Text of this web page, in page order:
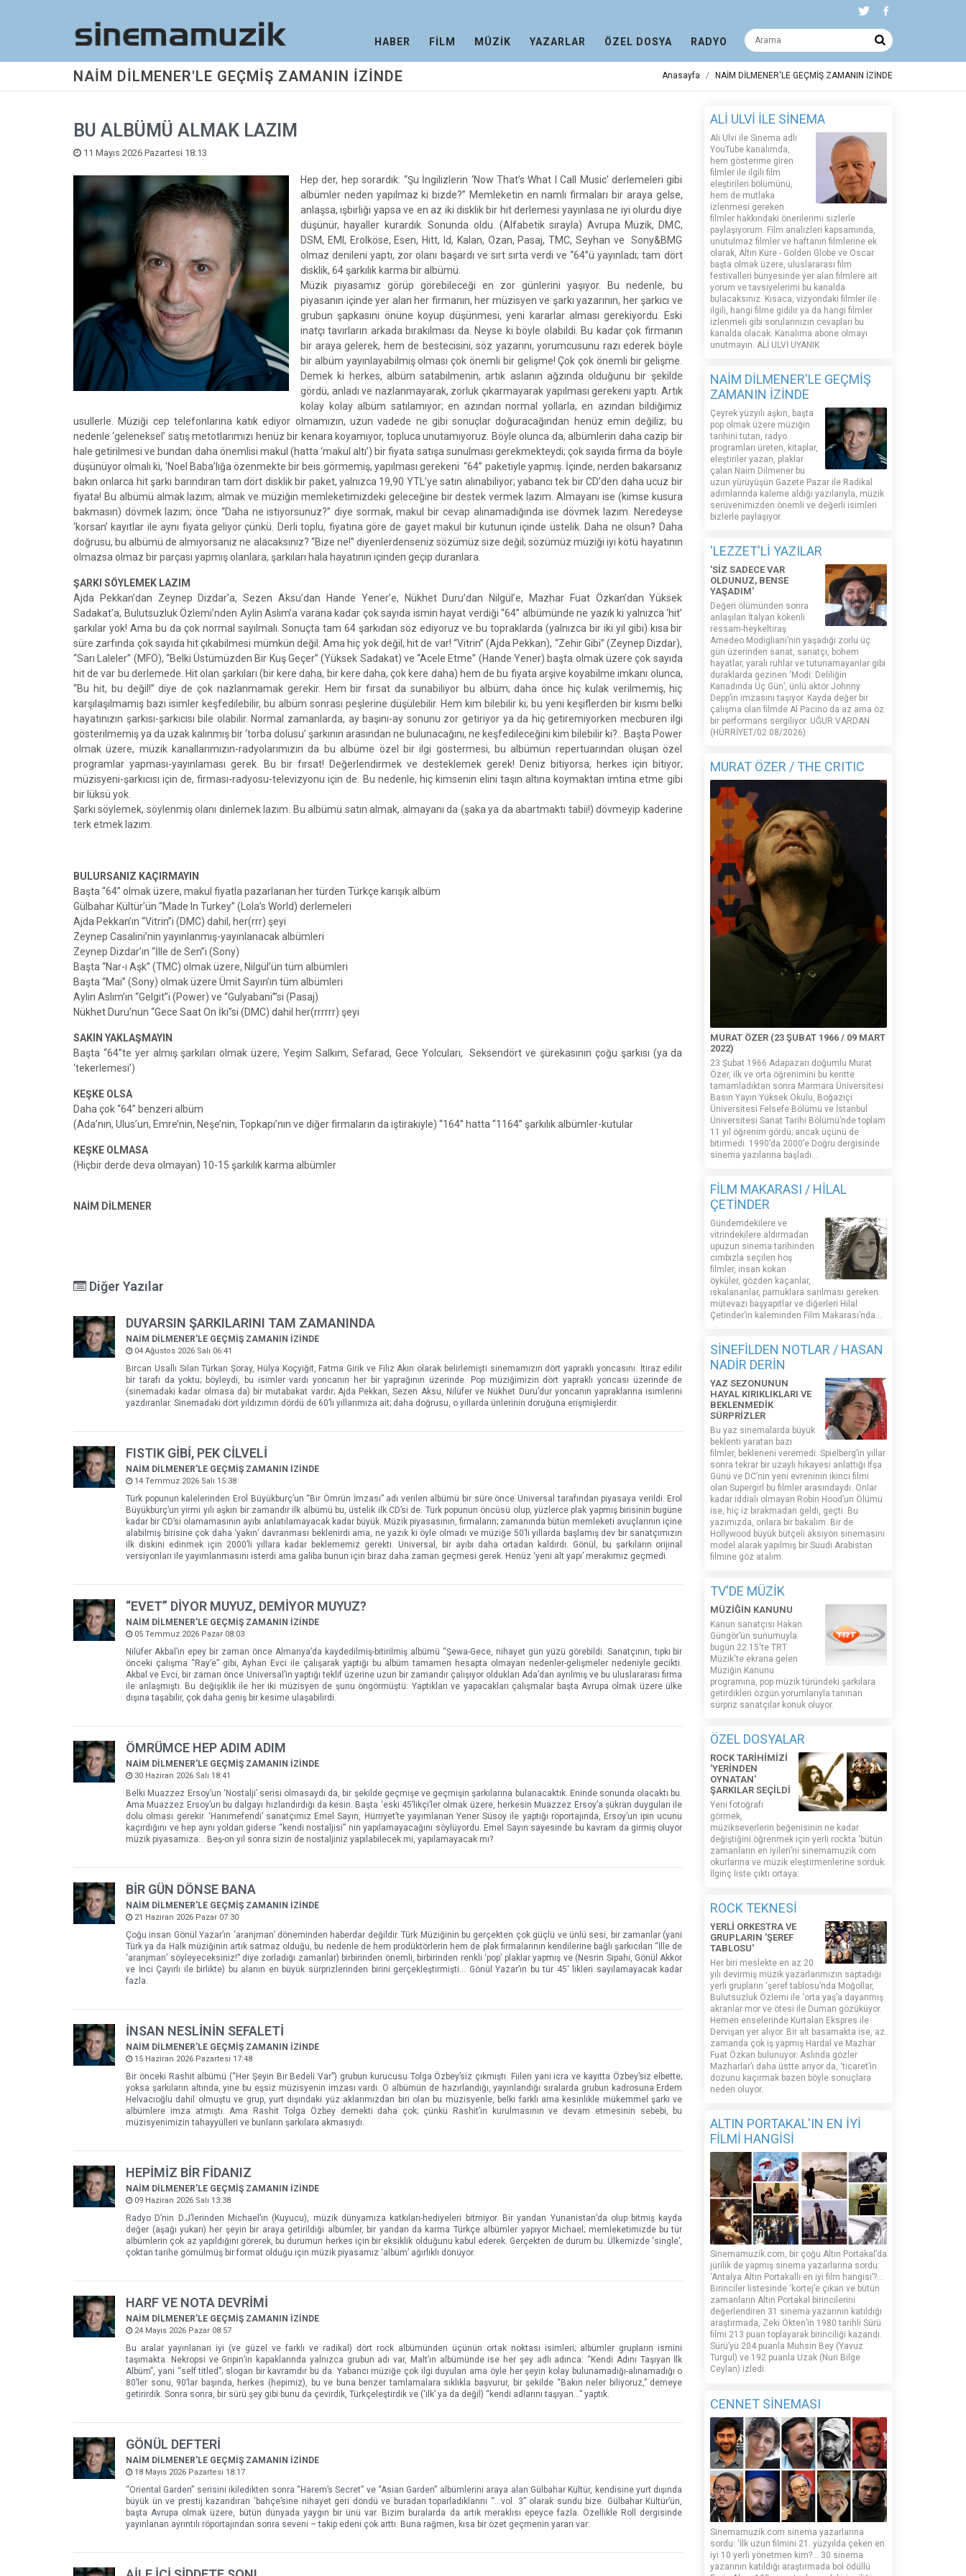
HABER FİLM MÜZİK YAZARLAR ÖZEL DOSYA RADYO
NAİM DİLMENER'LE GEÇMİŞ ZAMANIN İZİNDE Anasayfa NAİM DİLMENER'LE GEÇMİŞ ZAMANIN İZİNDE
BU ALBÜMÜ ALMAK LAZIM
11 Mayıs 2026 Pazartesi 18:13
Hep der, hep sorardık: “Şu İngilizlerin ‘Now That’s What I Call Music’ derlemeleri gibi
albümler neden yapılmaz ki bizde?” Memleketin en namlı firmaları bir araya gelse,
anlaşsa, işbirliği yapsa ve en az iki disklik bir hit derlemesi yayınlasa ne iyi olurdu diye
düşünür, hayaller kurardık. Sonunda oldu. (Alfabetik sırayla) Avrupa Müzik, DMC,
DSM, EMI, Erolköse, Esen, Hitt, Id, Kalan, Ozan, Pasaj, TMC, Seyhan ve Sony&BMG
olmaz denileni yaptı, zor olanı başardı ve sırt sırta verdi ve “64”ü yayınladı; tam dört
disklik, 64 şarkılık karma bir albümü.
Müzik piyasamız görüp görebileceği en zor günlerini yaşıyor. Bu nedenle, bu
piyasanın içinde yer alan her firmanın, her müzisyen ve şarkı yazarının, her şarkıcı ve
grubun şapkasını önüne koyup düşünmesi, yeni kararlar alması gerekiyordu. Eski
inatçı tavırların arkada bırakılması da. Neyse ki böyle olabildi. Bu kadar çok firmanın
bir araya gelerek, hem de bestecisini, söz yazarını, yorumcusunu razı ederek böyle
bir albüm yayınlayabilmiş olması çok önemli bir gelişme! Çok çok önemli bir gelişme.
Demek ki herkes, albüm satabilmenin, artık aslanın ağzında olduğunu bir şekilde
gördü, anladı ve nazlanmayarak, zorluk çıkarmayarak yapılması gerekeni yaptı. Artık
kolay kolay albüm satılamıyor; en azından normal yollarla, en azından bildiğimiz
usullerle. Müziği cep telefonlarına katık ediyor olmamızın, uzun vadede ne gibi sonuçlar doğuracağından henüz emin değiliz; bu
nedenle ‘geleneksel’ satış metotlarımızı henüz bir kenara koyamıyor, topluca unutamıyoruz. Böyle olunca da, albümlerin daha cazip bir
hale getirilmesi ve bundan daha önemlisi makul (hatta ‘makul altı’) bir fiyata satışa sunulması gerekmekteydi; çok sayıda firma da böyle
düşünüyor olmalı ki, 'Noel Baba’lığa özenmekte bir beis görmemiş, yapılması gerekeni “64” paketiyle yapmış. İçinde, nerden bakarsanız
bakın onlarca hit şarkı barındıran tam dört disklik bir paket, yalnızca 19,90 YTL’ye satın alınabiliyor; yabancı tek bir CD’den daha ucuz bir
fiyata! Bu albümü almak lazım; almak ve müziğin memleketimizdeki geleceğine bir destek vermek lazım. Almayanı ise (kimse kusura
bakmasın) dövmek lazım; önce “Daha ne istiyorsunuz?” diye sormak, makul bir cevap alınamadığında ise dövmek lazım. Neredeyse
‘korsan’ kayıtlar ile aynı fiyata geliyor çünkü. Derli toplu, fiyatına göre de gayet makul bir kutunun içinde üstelik. Daha ne olsun? Daha
doğrusu, bu albümü de almıyorsanız ne alacaksınız? “Bize ne!” diyenlerdenseniz sözümüz size değil; sözümüz müziği iyi kötü hayatının
olmazsa olmaz bir parçası yapmış olanlara, şarkıları hala hayatının içinden geçip duranlara.
ŞARKI SÖYLEMEK LAZIM
Ajda Pekkan’dan Zeynep Dizdar’a, Sezen Aksu’dan Hande Yener’e, Nükhet Duru’dan Nilgül’e, Mazhar Fuat Özkan’dan Yüksek
Sadakat’a, Bulutsuzluk Özlemi’nden Aylin Aslım’a varana kadar çok sayıda ismin hayat verdiği “64” albümünde ne yazık ki yalnızca ‘hit’
şarkılar yok! Ama bu da çok normal sayılmalı. Sonuçta tam 64 şarkıdan söz ediyoruz ve bu topraklarda (yalnızca bir iki yıl gibi) kısa bir
süre zarfında çok sayıda hit çıkabilmesi mümkün değil. Ama hiç yok değil, hit de var! “Vitrin” (Ajda Pekkan), “Zehir Gibi” (Zeynep Dizdar),
“Sarı Laleler” (MFÖ), “Belki Üstümüzden Bir Kuş Geçer” (Yüksek Sadakat) ve “Acele Etme” (Hande Yener) başta olmak üzere çok sayıda
hit de var bu derlemede. Hit olan şarkıları (bir kere daha, bir kere daha, çok kere daha) hem de bu fiyata arşive koyabilme imkanı olunca,
“Bu hit, bu değil!” diye de çok nazlanmamak gerekir. Hem bir fırsat da sunabiliyor bu albüm; daha önce hiç kulak verilmemiş, hiç
karşılaşılmamış bazı isimler keşfedilebilir, bu albüm sonrası peşlerine düşülebilir. Hem kim bilebilir ki; bu yeni keşiflerden bir kısmı belki
hayatınızın şarkısı-şarkıcısı bile olabilir. Normal zamanlarda, ay başını-ay sonunu zor getiriyor ya da hiç getiremiyorken mecburen ilgi
gösterilmemiş ya da uzak kalınmış bir ‘torba dolusu’ şarkının arasından ne bulunacağını, ne keşfedileceğini kim bilebilir ki?.. Başta Power
olmak üzere, müzik kanallarımızın-radyolarımızın da bu albüme özel bir ilgi göstermesi, bu albümün repertuarından oluşan özel
programlar yapması-yayınlaması gerek. Bu bir fırsat! Değerlendirmek ve desteklemek gerek! Deniz bitiyorsa, herkes için bitiyor;
müzisyeni-şarkıcısı için de, firması-radyosu-televizyonu için de. Bu nedenle, hiç kimsenin elini taşın altına koymaktan imtina etme gibi
bir lüksü yok.
Şarkı söylemek, söylenmiş olanı dinlemek lazım. Bu albümü satın almak, almayanı da (şaka ya da abartmaktı tabii!) dövmeyip kaderine
terk etmek lazım.
BULURSANIZ KAÇIRMAYIN
Başta “64” olmak üzere, makul fiyatla pazarlanan her türden Türkçe karışık albüm
Gülbahar Kültür’ün “Made In Turkey” (Lola’s World) derlemeleri
Ajda Pekkan’ın “Vitrin”i (DMC) dahil, her(rrr) şeyi
Zeynep Casalini’nin yayınlanmış-yayınlanacak albümleri
Zeynep Dizdar’ın “İlle de Sen”i (Sony)
Başta “Nar-ı Aşk” (TMC) olmak üzere, Nilgül’ün tüm albümleri
Başta “Mai” (Sony) olmak üzere Ümit Sayın’ın tüm albümleri
Aylin Aslım’ın “Gelgit”i (Power) ve “Gulyabani”’si (Pasaj)
Nükhet Duru’nun “Gece Saat On İki”si (DMC) dahil her(rrrrrr) şeyi
SAKIN YAKLAŞMAYIN
Başta “64”te yer almış şarkıları olmak üzere, Yeşim Salkım, Sefarad, Gece Yolcuları, Seksendört ve şürekasının çoğu şarkısı (ya da
‘tekerlemesi’)
KEŞKE OLSA
Daha çok “64” benzeri albüm
(Ada’nın, Ulus’un, Emre’nin, Neşe’nin, Topkapı’nın ve diğer firmaların da iştirakiyle) “164” hatta “1164” şarkılık albümler-kutular
KEŞKE OLMASA
(Hiçbir derde deva olmayan) 10-15 şarkılık karma albümler
NAİM DİLMENER
Diğer Yazılar
DUYARSIN ŞARKILARINI TAM ZAMANINDA
NAİM DİLMENER'LE GEÇMİŞ ZAMANIN İZİNDE
04 Ağustos 2026 Salı 06:41
Bircan Usallı Sılan Türkan Şoray, Hülya Koçyiğit, Fatma Girik ve Filiz Akın olarak belirlemişti sinemamızın dört yapraklı yoncasını. İtiraz edilir
bir tarafı da yoktu; böyleydi, bu isimler vardı yoncanın her bir yaprağının üzerinde. Pop müziğimizin dört yapraklı yoncası üzerinde de
(sinemadaki kadar olmasa da) bir mutabakat vardır; Ajda Pekkan, Sezen Aksu, Nilüfer ve Nükhet Duru’dur yoncanın yapraklarına isimlerini
yazdıranlar. Sinemadaki dört yıldızımın dördü de 60’lı yıllarımıza ait; daha doğrusu, o yıllarda ünlerinin doruğuna erişmişlerdir.
FISTIK GİBİ, PEK CİLVELİ
NAİM DİLMENER'LE GEÇMİŞ ZAMANIN İZİNDE
14 Temmuz 2026 Salı 15:38
Türk popunun kalelerinden Erol Büyükburç’un “Bir Ömrün İmzası” adı verilen albümü bir süre önce Universal tarafından piyasaya verildi. Erol
Büyükburç’un yirmi yılı aşkın bir zamandır ilk albümü bu, üstelik ilk CD’si de. Türk popunun öncüsü olup, yüzlerce plak yapmış birisinin bugüne
kadar bir CD’si olamamasının ayıbı anlatılamayacak kadar büyük. Müzik piyasasının, firmaların; zamanında bütün memleketi avuçlarının içine
alabilmiş birisine çok daha ‘yakın’ davranması beklenirdi ama, ne yazık ki öyle olmadı ve müziğe 50’li yıllarda başlamış dev bir sanatçımızın
ilk diskini edinmek için 2000’li yıllara kadar beklememiz gerekti. Universal, bir ayıbı daha ortadan kaldırdı. Gönül, bu şarkıların orijinal
versiyonları ile yayımlanmasını isterdi ama galiba bunun için biraz daha zaman geçmesi gerek. Henüz ‘yeni alt yapı’ merakımız geçmedi.
“EVET” DİYOR MUYUZ, DEMİYOR MUYUZ?
NAİM DİLMENER'LE GEÇMİŞ ZAMANIN İZİNDE
05 Temmuz 2026 Pazar 08:03
Nilüfer Akbal’ın epey bir zaman önce Almanya’da kaydedilmiş-bitirilmiş albümü “Şewa-Gece, nihayet gün yüzü görebildi. Sanatçının, tıpkı bir
önceki çalışma “Ray’e” gibi, Ayhan Evci ile çalışarak yaptığı bu albüm tamamen hesapta olmayan nedenler-gelişmeler nedeniyle gecikti.
Akbal ve Evci, bir zaman önce Universal’in yaptığı teklif üzerine uzun bir zamandır çalışıyor oldukları Ada’dan ayrılmış ve bu uluslararası firma
ile anlaşmıştı. Bu değişiklik ile her iki müzisyen de şunu öngörmüştü: Yaptıkları ve yapacakları çalışmalar başta Avrupa olmak üzere ülke
dışına taşabilir, çok daha geniş bir kesime ulaşabilirdi.
ÖMRÜMCE HEP ADIM ADIM
NAİM DİLMENER'LE GEÇMİŞ ZAMANIN İZİNDE
30 Haziran 2026 Salı 18:41
Belki Muazzez Ersoy’un ‘Nostalji’ serisi olmasaydı da, bir şekilde geçmişe ve geçmişin şarkılarına bulanacaktık. Eninde sonunda olacaktı bu.
Ama Muazzez Ersoy’un bu dalgayı hızlandırdığı da kesin. Başta ‘eski 45’likçi’ler olmak üzere, herkesin Muazzez Ersoy’a şükran duyguları ile
dolu olması gerekir. ‘Hanımefendi’ sanatçımız Emel Sayın, Hürriyet’te yayımlanan Yener Süsoy ile yaptığı röportajında, Ersoy’un ipin ucunu
kaçırdığını ve hep aynı yoldan giderse “kendi nostaljisi” nin yapılamayacağını söylüyordu. Emel Sayın sayesinde bu kavram da girmiş oluyor
müzik piyasamıza... Beş-on yıl sonra sizin de nostaljiniz yapılabilecek mi, yapılamayacak mı?
BİR GÜN DÖNSE BANA
NAİM DİLMENER'LE GEÇMİŞ ZAMANIN İZİNDE
21 Haziran 2026 Pazar 07:30
Çoğu insan Gönül Yazar’ın ‘aranjman’ döneminden haberdar değildir. Türk Müziğinin bu gerçekten çok güçlü ve ünlü sesi, bir zamanlar (yani
Türk ya da Halk müziğinin artık satmaz olduğu, bu nedenle de hem prodüktörlerin hem de plak firmalarının kendilerine bağlı şarkıcıları “İlle de
‘aranjman’ söyleyeceksiniz!” diye zorladığı zamanlar) birbirinden önemli, birbirinden renkli ‘pop’ plaklar yapmış ve (Nesrin Sipahi, Gönül Akkor
ve İnci Çayırlı ile birlikte) bu alanın en büyük sürprizlerinden birini gerçekleştirmişti… Gönül Yazar’ın bu tür 45' likleri sayılamayacak kadar
fazla.
İNSAN NESLİNİN SEFALETİ
NAİM DİLMENER'LE GEÇMİŞ ZAMANIN İZİNDE
15 Haziran 2026 Pazartesi 17:48
Bir önceki Rashit albümü (“Her Şeyin Bir Bedeli Var”) grubun kurucusu Tolga Özbey’siz çıkmıştı. Fiilen yani icra ve kayıtta Özbey’siz elbette;
yoksa şarkıların altında, yine bu eşsiz müzisyenin imzası vardı. O albümün de hazırlandığı, yayınlandığı sıralarda grubun kadrosuna Erdem
Helvacıoğlu dahil olmuştu ve grup, yurt dışındaki yüz aklarımızdan biri olan bu müzisyenle, belki farklı ama kesinlikle mükemmel şarkı ve
albümlere imza atmıştı. Ama Rashit Tolga Özbey demekti daha çok; çünkü Rashit’in kurulmasının ve devam etmesinin sebebi, bu
müzisyenimizin tahayyülleri ve bunların şarkılara akmasıydı.
HEPİMİZ BİR FİDANIZ
NAİM DİLMENER'LE GEÇMİŞ ZAMANIN İZİNDE
09 Haziran 2026 Salı 13:38
Radyo D’nin D.J’lerinden Michael’ın (Kuyucu), müzik dünyamıza katkıları-hediyeleri bitmiyor. Bir yandan Yunanistan’da olup bitmiş kayda
değer (aşağı yukarı) her şeyin bir araya getirildiği albümler, bir yandan da karma Türkçe albümler yapıyor Michael; memleketimizde bu tür
albümlerin çok az yapıldığını görerek, bu durumun herkes için bir eksiklik olduğunu kabul ederek. Gerçekten de durum bu. Ülkemizde ‘single’,
çoktan tarihe gömülmüş bir format olduğu için müzik piyasamız ‘albüm’ ağırlıklı dönüyor.
HARF VE NOTA DEVRİMİ
NAİM DİLMENER'LE GEÇMİŞ ZAMANIN İZİNDE
24 Mayıs 2026 Pazar 08:57
Bu aralar yayınlanan iyi (ve güzel ve farklı ve radikal) dört rock albümünden üçünün ortak noktası isimleri; albümler grupların ismini
taşımakta. Nekropsi ve Gripin’in kapaklarında yalnızca grubun adı var, Malt’ın albümünde ise her şey adlı adınca: “Kendi Adını Taşıyan İlk
Albüm”, yani “self titled”; slogan bir kavramdır bu da. Yabancı müziğe çok ilgi duyulan ama öyle her şeyin kolay bulunamadığı-alınamadığı o
80’ler sonu, 90’lar başında, herkes (hepimiz), bu ve buna benzer tamlamalara sıklıkla başvurur, bir şekilde “Bakın neler biliyoruz,” demeye
getirirdik. Sonra sonra, bir sürü şey gibi bunu da çevirdik, Türkçeleştirdik ve (‘ilk’ ya da değil) “kendi adlarını taşıyan…” yaptık.
GÖNÜL DEFTERİ
NAİM DİLMENER'LE GEÇMİŞ ZAMANIN İZİNDE
18 Mayıs 2026 Pazartesi 18:17
“Oriental Garden” serisini ikiledikten sonra “Harem’s Secret” ve “Asian Garden” albümlerini araya alan Gülbahar Kültür, kendisine yurt dışında
büyük ün ve prestij kazandıran ‘bahçe’sine nihayet geri döndü ve buradan toparladıklarını “…vol. 3” olarak sundu bize. Gülbahar Kültür’ün,
başta Avrupa olmak üzere, bütün dünyada yaygın bir ünü var. Bizim buralarda da artık meraklısı epeyce fazla. Özellikle Roll dergisinde
yayınlanan ayrıntılı röportajından sonra seveni – takip edeni çok arttı. Buna rağmen, kısa bir özet geçmenin yararı var:
ALİ ULVİ İLE SİNEMA
Ali Ulvi ile Sinema adlı
YouTube kanalımda,
hem gösterime giren
filmler ile ilgili film
eleştirileri bölümünü,
hem de mutlaka
izlenmesi gereken
filmler hakkındaki önerilerimi sizlerle
paylaşıyorum. Film analizleri kapsamında,
unutulmaz filmler ve haftanın filmlerine ek
olarak, Altın Küre - Golden Globe ve Oscar
başta olmak üzere, uluslararası film
festivalleri bünyesinde yer alan filmlere ait
yorum ve tavsiyelerimi bu kanalda
bulacaksınız. Kısaca, vizyondaki filmler ile
ilgili, hangi filme gidilir ya da hangi filmler
izlenmeli gibi sorularınızın cevapları bu
kanalda olacak. Kanalıma abone olmayı
unutmayın. ALİ ULVİ UYANIK
NAİM DİLMENER'LE GEÇMİŞ
ZAMANIN İZİNDE
Çeyrek yüzyılı aşkın, başta
pop olmak üzere müziğin
tarihini tutan, radyo
programları üreten, kitaplar,
eleştiriler yazan, plaklar
çalan Naim Dilmener bu
uzun yürüyüşün Gazete Pazar ile Radikal
adımlarında kaleme aldığı yazılarıyla, müzik
serüvenimizden önemli ve değerli isimleri
bizlerle paylaşıyor.
'LEZZET'Lİ YAZILAR
'SİZ SADECE VAR
OLDUNUZ, BENSE
YAŞADIM'
Değeri ölümünden sonra
anlaşılan İtalyan kökenli
ressam-heykeltıraş
Amedeo Modigliani’nin yaşadığı zorlu üç
gün üzerinden sanat, sanatçı, bohem
hayatlar, yaralı ruhlar ve tutunamayanlar gibi
duraklarda gezinen ‘Modi: Deliliğin
Kanadında Üç Gün’, ünlü aktör Johnny
Depp’in imzasını taşıyor. Kayda değer bir
çalışma olan filmde Al Pacino da az ama öz
bir performans sergiliyor. UĞUR VARDAN
(HÜRRİYET/02.08/2026)
MURAT ÖZER / THE CRITIC
MURAT ÖZER (23 ŞUBAT 1966 / 09 MART
2022)
23 Şubat 1966 Adapazarı doğumlu Murat
Özer, ilk ve orta öğrenimini bu kentte
tamamladıktan sonra Marmara Üniversitesi
Basın Yayın Yüksek Okulu, Boğaziçi
Üniversitesi Felsefe Bölümü ve İstanbul
Üniversitesi Sanat Tarihi Bölümü’nde toplam
11 yıl öğrenim gördü; ancak üçünü de
bitirmedi. 1990’da 2000’e Doğru dergisinde
sinema yazılarına başladı...
FİLM MAKARASI / HİLAL
ÇETİNDER
Gündemdekilere ve
vitrindekilere aldırmadan
upuzun sinema tarihinden
cımbızla seçilen hoş
filmler, insan kokan
öyküler, gözden kaçanlar,
ıskalananlar, pamuklara sarılması gereken
mütevazı başyapıtlar ve diğerleri Hilal
Çetinder’in kaleminden Film Makarası’nda…
SİNEFİLDEN NOTLAR / HASAN
NADİR DERİN
YAZ SEZONUNUN
HAYAL KIRIKLIKLARI VE
BEKLENMEDİK
SÜRPRİZLER
Bu yaz sinemalarda büyük
beklenti yaratan bazı
filmler, bekleneni veremedi. Spielberg’in yıllar
sonra tekrar bir uzaylı hikayesi anlattığı İfşa
Günü ve DC’nin yeni evreninin ikinci filmi
olan Supergirl bu filmler arasındaydı. Onlar
kadar iddialı olmayan Robin Hood’un Ölümü
ise, hiç iz bırakmadan geldi, geçti. Bu
yazımızda, onlara bir bakalım. Bir de
Hollywood büyük bütçeli aksiyon sinemasını
model alarak yapılmış bir Suudi Arabistan
filmine göz atalım.
TV'DE MÜZİK
MÜZİĞİN KANUNU
Kanun sanatçısı Hakan
Güngör’ün sunumuyla
bugün 22.15'te TRT
Müzik'te ekrana gelen
Müziğin Kanunu
programına, pop müzik türündeki şarkılara
getirdikleri özgün yorumlarıyla tanınan
sürpriz sanatçılar konuk oluyor.
ÖZEL DOSYALAR
ROCK TARİHİMİZİ
'YERİNDEN
OYNATAN'
ŞARKILAR SEÇİLDİ
Yeni fotoğrafı
görmek,
müzikseverlerin beğenisinin ne kadar
değiştiğini öğrenmek için yerli rockta ‘bütün
zamanların en iyileri’ni sinemamuzik.com
okurlarına ve müzik eleştirmenlerine sorduk.
İlginç liste çıktı ortaya:
ROCK TEKNESİ
YERLİ ORKESTRA VE
GRUPLARIN 'ŞEREF
TABLOSU'
Her biri meslekte en az 20
yılı devirmiş müzik yazarlarımızın saptadığı
yerli grupların ‘şeref tablosu’nda Moğollar,
Bulutsuzluk Özlemi ile ‘orta yaş’a dayanmış
akranlar mor ve ötesi ile Duman gözüküyor.
Hemen enselerinde Kurtalan Ekspres ile
Dervişan yer alıyor. Bir alt basamakta ise, az
zamanda çok iş yapmış Hardal ve Mazhar
Fuat Özkan bulunuyor. Aslında gözler
Mazharlar’ı daha üstte arıyor da, ‘ticaret’in
dozunu kaçırmak bazen böyle sonuçlara
neden oluyor.
ALTIN PORTAKAL'IN EN İYİ
FİLMİ HANGİSİ
Sinemamuzik.com, bir çoğu Altın Portakal’da
jürilik de yapmış sinema yazarlarına sordu:
‘Antalya Altın Portakallı en iyi film hangisi’?...
Birinciler listesinde ‘kortej’e çıkan ve bütün
zamanların Altın Portakal birincilerini
değerlendiren 31 sinema yazarının katıldığı
araştırmada, Zeki Ökten’in 1980 tarihli Sürü
filmi 213 puan toplayarak birinciliği kazandı.
Sürü’yü 204 puanla Muhsin Bey (Yavuz
Turgul) ve 192 puanla Uzak (Nuri Bilge
Ceylan) izledi.
CENNET SİNEMASI
Sinemamuzik.com sinema yazarlarına
sordu: ‘İlk uzun filmini 21. yüzyılda çeken en
iyi 10 yerli yönetmen kim?... 30 sinema
yazarının katıldığı araştırmada bol ödüllü